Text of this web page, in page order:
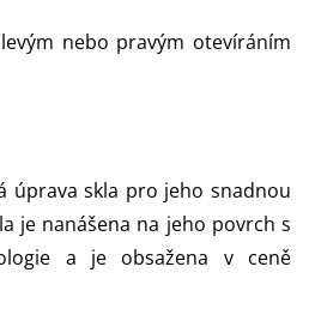
nebo pravým otevíráním
úprava skla pro jeho snadnou
je nanášena na jeho povrch s
a je obsažena v ceně